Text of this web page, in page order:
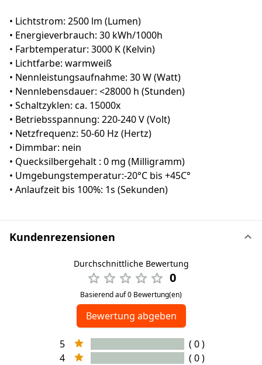
• Lichtstrom: 2500 lm (Lumen)
• Energieverbrauch: 30 kWh/1000h
• Farbtemperatur: 3000 K (Kelvin)
• Lichtfarbe: warmweiß
• Nennleistungsaufnahme: 30 W (Watt)
• Nennlebensdauer: <28000 h (Stunden)
• Schaltzyklen: ca. 15000x
• Betriebsspannung: 220-240 V (Volt)
• Netzfrequenz: 50-60 Hz (Hertz)
• Dimmbar: nein
• Quecksilbergehalt : 0 mg (Milligramm)
• Umgebungstemperatur:-20°C bis +45C°
• Anlaufzeit bis 100%: 1s (Sekunden)
Kundenrezensionen
Durchschnittliche Bewertung
0
Basierend auf 0 Bewertung(en)
Bewertung abgeben
5
( 0 )
4
( 0 )